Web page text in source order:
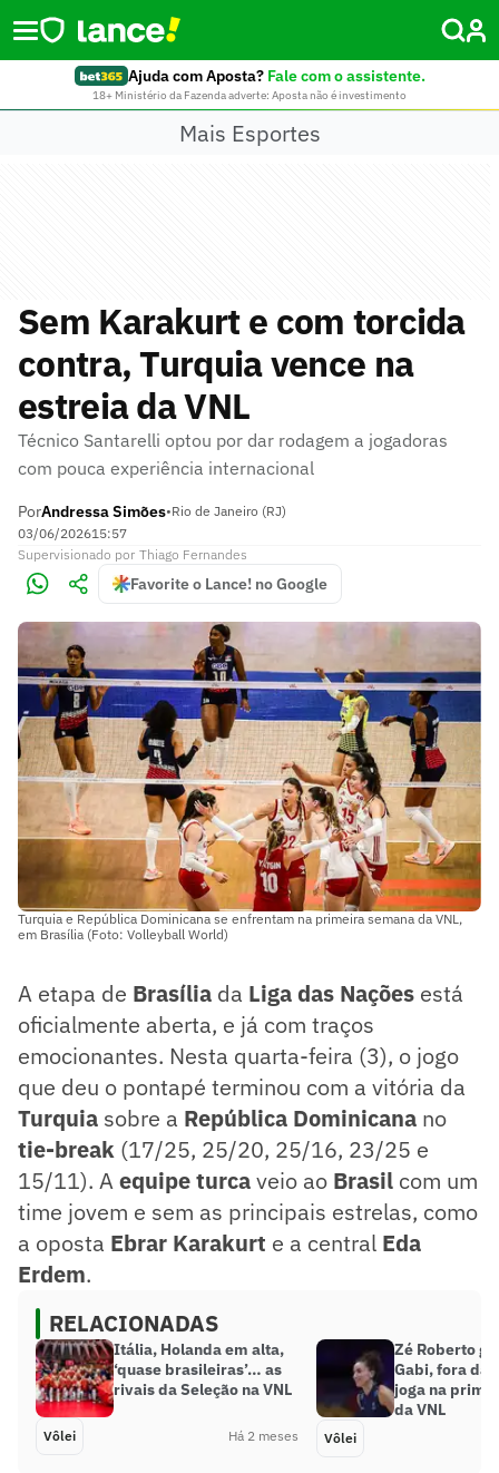
Ajuda com Aposta? Fale com o assistente.
18+ Ministério da Fazenda adverte: Aposta não é investimento
Mais Esportes
Sem Karakurt e com torcida
contra, Turquia vence na
estreia da VNL
Técnico Santarelli optou por dar rodagem a jogadoras
com pouca experiência internacional
PorAndressa Simões•Rio de Janeiro (RJ)
03/06/202615:57
Supervisionado por Thiago Fernandes
Favorite o Lance! no Google
Turquia e República Dominicana se enfrentam na primeira semana da VNL,
em Brasília (Foto: Volleyball World)
A etapa de Brasília da Liga das Nações está
oficialmente aberta, e já com traços
emocionantes. Nesta quarta-feira (3), o jogo
que deu o pontapé terminou com a vitória da
Turquia sobre a República Dominicana no
tie-break (17/25, 25/20, 25/16, 23/25 e
15/11). Aequipe turcaveio ao Brasil com um
time jovem e sem as principais estrelas, como
a oposta Ebrar Karakurt e a central Eda
Erdem.
RELACIONADAS
Itália, Holanda em alta,
‘quase brasileiras’… as
rivais da Seleção na VNL
Vôlei Há 2 meses
Zé Roberto
Gabi, fora da
joga na
da VNL
Vôlei